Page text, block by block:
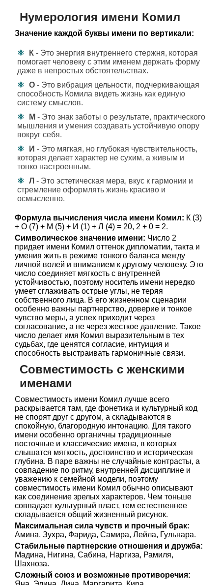
Нумерология имени Комил
Значение каждой буквы имени по вертикали:
К - Это энергия внутреннего стержня, которая
помогает человеку с этим именем держать форму
даже в непростых обстоятельствах.
О - Это вибрация цельности, подчеркивающая
способность Комила видеть жизнь как единую
систему смыслов.
М - Это знак заботы о результате, практического
мышления и умения создавать устойчивую опору
вокруг себя.
И - Это мягкая, но глубокая чувствительность,
которая делает характер не сухим, а живым и
тонко настроенным.
Л - Это эстетическая мера, вкус к гармонии и
стремление оформлять жизнь красиво и
осмысленно.
Формула вычисления числа имени Комил: К (3)
+ О (7) + М (5) + И (1) + Л (4) = 20, 2 + 0 = 2.
Символическое значение имени: Число 2
придает имени Комил оттенок дипломатии, такта и
умения жить в режиме тонкого баланса между
личной волей и вниманием к другому человеку. Это
число соединяет мягкость с внутренней
устойчивостью, поэтому носитель имени нередко
умеет сглаживать острые углы, не теряя
собственного лица. В его жизненном сценарии
особенно важны партнерство, доверие и тонкое
чувство меры, а успех приходит через
согласование, а не через жесткое давление. Такое
число делает имя Комил выразительным в тех
судьбах, где ценятся согласие, интуиция и
способность выстраивать гармоничные связи.
Совместимость с женскими
именами
Совместимость имени Комил лучше всего
раскрывается там, где фонетика и культурный код
не спорят друг с другом, а складываются в
спокойную, благородную интонацию. Для такого
имени особенно органичны традиционные
восточные и классические имена, в которых
слышатся мягкость, достоинство и историческая
глубина. В паре важны не случайные контрасты, а
совпадение по ритму, внутренней дисциплине и
уважению к семейной модели, поэтому
совместимость имени Комил обычно описывают
как соединение зрелых характеров. Чем тоньше
совпадает культурный пласт, тем естественнее
складывается общий жизненный рисунок.
Максимальная сила чувств и прочный брак:
Амина, Зухра, Фарида, Самира, Лейла, Гульнара.
Стабильные партнерские отношения и дружба:
Мадина, Нигина, Сабина, Наргиза, Рамиля,
Шахноза.
Сложный союз и возможные противоречия: